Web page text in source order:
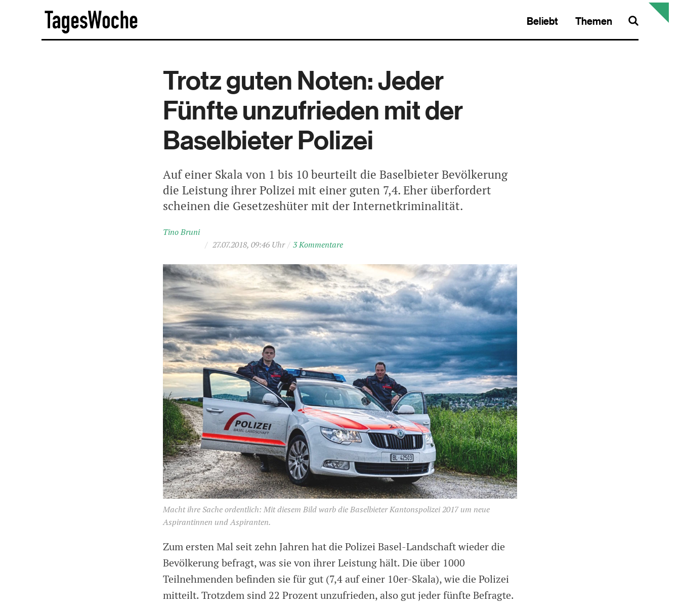
Beliebt Themen
Trotz guten Noten: Jeder
Fünfte unzufrieden mit der
Baselbieter Polizei
Auf einer Skala von 1 bis 10 beurteilt die Baselbieter Bevölkerung
die Leistung ihrer Polizei mit einer guten 7,4. Eher überfordert
scheinen die Gesetzeshüter mit der Internetkriminalität.
Tino Bruni
/ 27.07.2018, 09:46 Uhr / 3 Kommentare
Macht ihre Sache ordentlich: Mit diesem Bild warb die Baselbieter Kantonspolizei 2017 um neue
Aspirantinnen und Aspiranten.
Zum ersten Mal seit zehn Jahren hat die Polizei Basel-Landschaft wieder die
Bevölkerung befragt, was sie von ihrer Leistung hält. Die über 1000
Teilnehmenden befinden sie für gut (7,4 auf einer 10er-Skala), wie die Polizei
mitteilt. Trotzdem sind 22 Prozent unzufrieden, also gut jeder fünfte Befragte.